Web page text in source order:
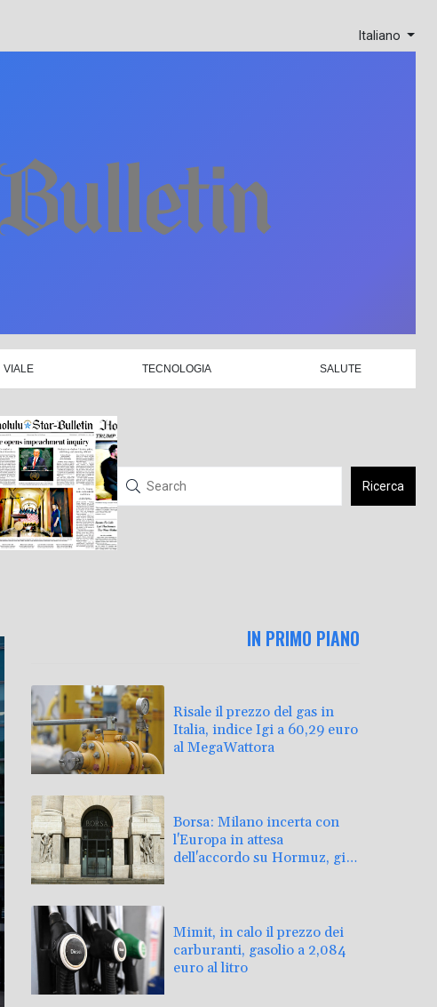
Italiano
VIALE TECNOLOGIA SALUTE
Ricerca
IN PRIMO PIANO
Risale il prezzo del gas in
Italia, indice Igi a 60,29 euro
al MegaWattora
Borsa: Milano incerta con
l'Europa in attesa
dell'accordo su Hormuz, giù
Mimit, in calo il prezzo dei
carburanti, gasolio a 2,084
euro al litro